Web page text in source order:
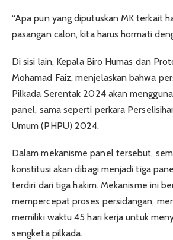
“Apa pun yang diputuskan MK terkait
pasangan calon, kita harus hormati
Di sisi lain, Kepala Biro Humas dan
Mohamad Faiz, menjelaskan bahwa
Pilkada Serentak 2024 akan
panel, sama seperti perkara
Umum (PHPU) 2024.
Dalam mekanisme panel tersebut,
konstitusi akan dibagi menjadi tiga
terdiri dari tiga hakim. Mekanisme ini
mempercepat proses persidangan,
memiliki waktu 45 hari kerja untuk
sengketa pilkada.